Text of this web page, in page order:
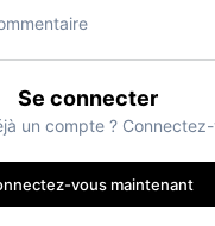
Se connecter
un compte ?
vous maintenant